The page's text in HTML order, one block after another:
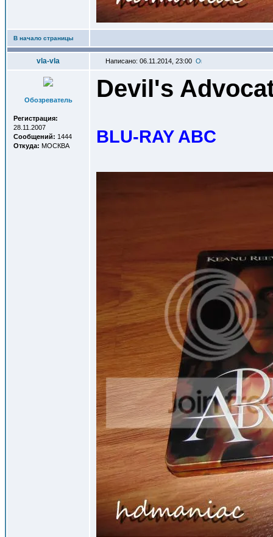
В начало страницы
vla-vla Написано: 06.11.2014, 23:00
Обозреватель
Регистрация:
28.11.2007
Сообщений: 1444
Откуда: МОСКВА
Devil's
BLU-RAY ABC